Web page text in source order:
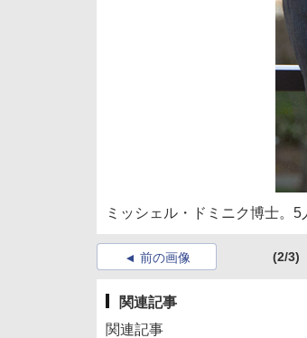
ミッシェル・ドミニク博士。
前の画像 (2/3)
関連記事
関連記事